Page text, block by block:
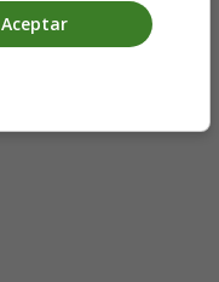
Aceptar